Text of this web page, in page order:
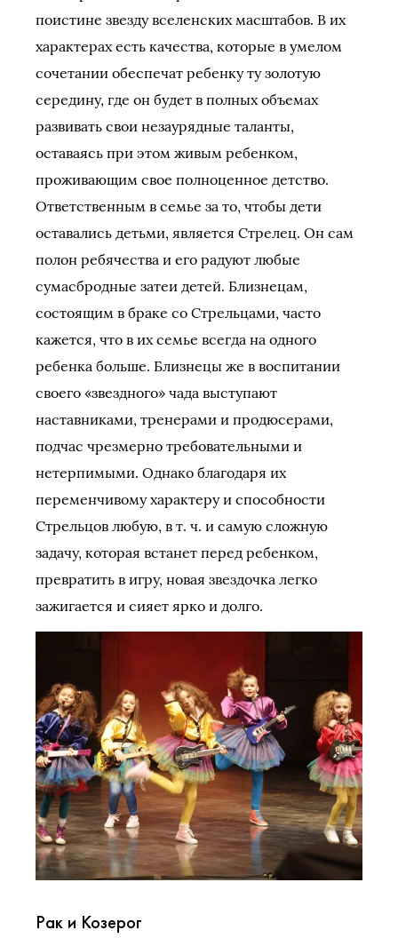
поистине звезду вселенских масштабов. В их
характерах есть качества, которые в умелом
сочетании обеспечат ребенку ту золотую
середину, где он будет в полных объемах
развивать свои незаурядные таланты,
оставаясь при этом живым ребенком,
проживающим свое полноценное детство.
Ответственным в семье за то, чтобы дети
оставались детьми, является Стрелец. Он сам
полон ребячества и его радуют любые
сумасбродные затеи детей. Близнецам,
состоящим в браке со Стрельцами, часто
кажется, что в их семье всегда на одного
ребенка больше. Близнецы же в воспитании
своего «звездного» чада выступают
наставниками, тренерами и продюсерами,
подчас чрезмерно требовательными и
нетерпимыми. Однако благодаря их
переменчивому характеру и способности
Стрельцов любую, в т. ч. и самую сложную
задачу, которая встанет перед ребенком,
превратить в игру, новая звездочка легко
зажигается и сияет ярко и долго.
Рак и Козерог